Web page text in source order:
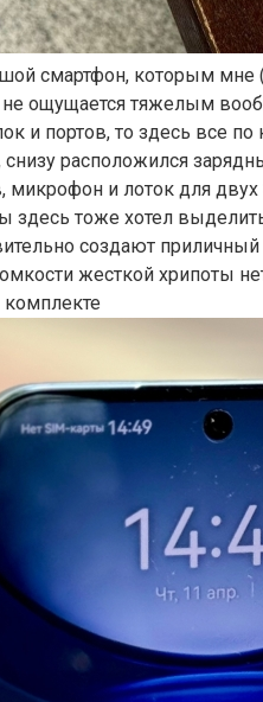
смартфон, которым мне
не ощущается тяжелым
и портов, то здесь все
расположился
микрофон и лоток для двух
здесь тоже хотел
создают
жесткой хрипоты